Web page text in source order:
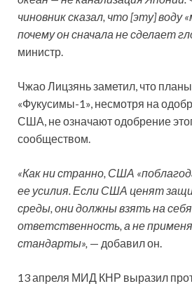
чиновник сказал, что [эту] воду
почему он сначала не сделает
министр.
Чжао Лицзянь заметил, что
«Фукусимы-1», несмотря на
США, не означают одобрение
сообществом.
«Как ни странно, США
ее усилия. Если США ценят
среды, они должны взять на себя
ответственность, а не
стандарты», — добавил он.
13 апреля МИД КНР выразил